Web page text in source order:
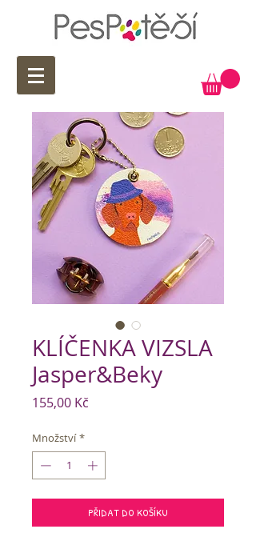
KLÍČENKA VIZSLA
Jasper&Beky
155,00 Kč
Množství *
PŘIDAT DO KOŠÍKU